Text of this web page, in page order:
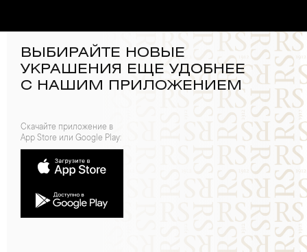
ВЫБИРАЙТЕ НОВЫЕ
УКРАШЕНИЯ ЕЩЕ УДОБНЕЕ
С НАШИМ ПРИЛОЖЕНИЕМ
Скачайте приложение в
App Store или Google Play: